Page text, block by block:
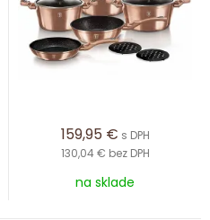
159,95 € s DPH
130,04 € bez DPH
na sklade